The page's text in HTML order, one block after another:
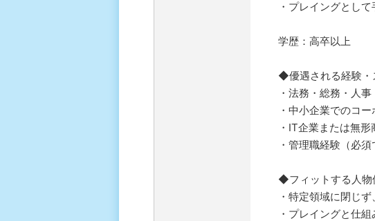
・プレイングとし
学歴：高卒以上
◆優遇される経験・
・法務・総務・人
・中小企業でのコ
・IT企業または無
・管理職経験（必須
◆フィットする人物
・特定領域に閉じ
・プレイングと仕